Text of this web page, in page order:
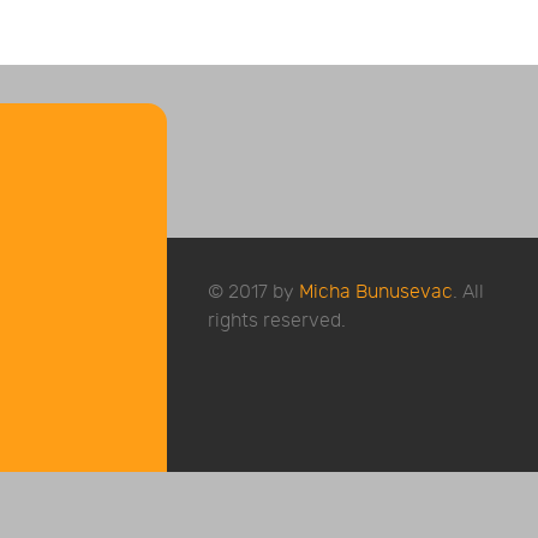
© 2017 by Micha Bunusevac. All
rights reserved.